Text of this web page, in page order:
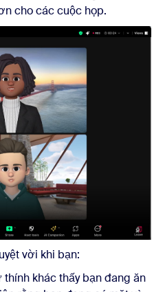
cho các cuộc họp.
vời khi bạn:
khác thấy bạn đang ăn